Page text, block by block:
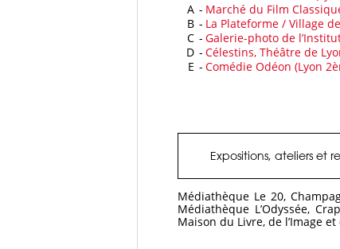
A - Marché du Film
B - La Plateforme / Village
C - Galerie-photo de
D - Célestins, Théâtre de
E - Comédie Odéon (Lyon
Expositions, ateliers et
Médiathèque Le 20,
Médiathèque L’Odyssée,
Maison du Livre, de l’Image